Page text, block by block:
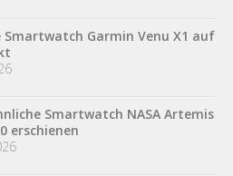
Smartwatch Garmin Venu X1 auf
Smartwatch NASA Artemis
erschienen